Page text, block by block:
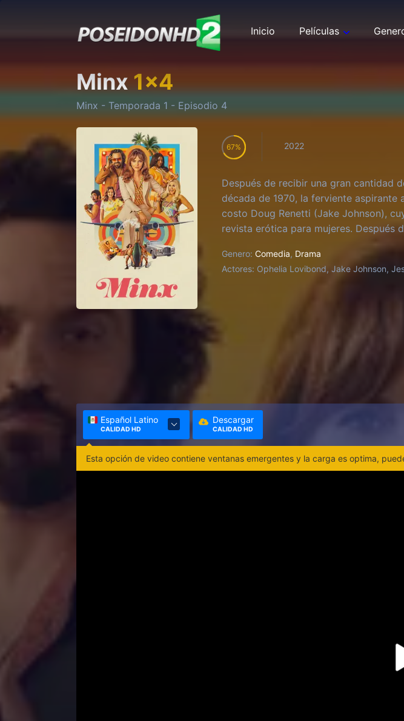
Inicio Películas
Minx 1x4
Minx - Temporada 1 - Episodio 4
67 2022
Después de recibir una gran cantidad
década de 1970, la ferviente
costo Doug Renetti (Jake Johnson),
revista erótica para mujeres. Después
Genero: Comedia, Drama
Actores: Ophelia Lovibond, Jake Johnson,
Español Latino
CALIDAD HD
Descargar
CALIDAD HD
Esta opción de video contiene ventanas emergentes y la carga es optima,